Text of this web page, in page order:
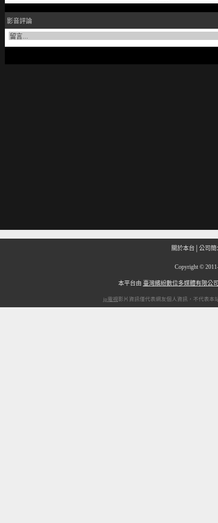
影音評論
關於本台 公司簡
Copyright ©
本平台由 臺灣繽紛數位多媒體有限公
ip電視影片資訊僅代表網友個人資訊，不代表本